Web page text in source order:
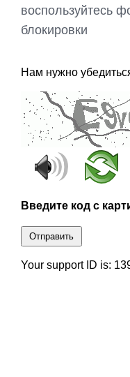
воспользуйтесь
блокировки
Нам нужно
Введите код с
Отправить
Your support ID is: